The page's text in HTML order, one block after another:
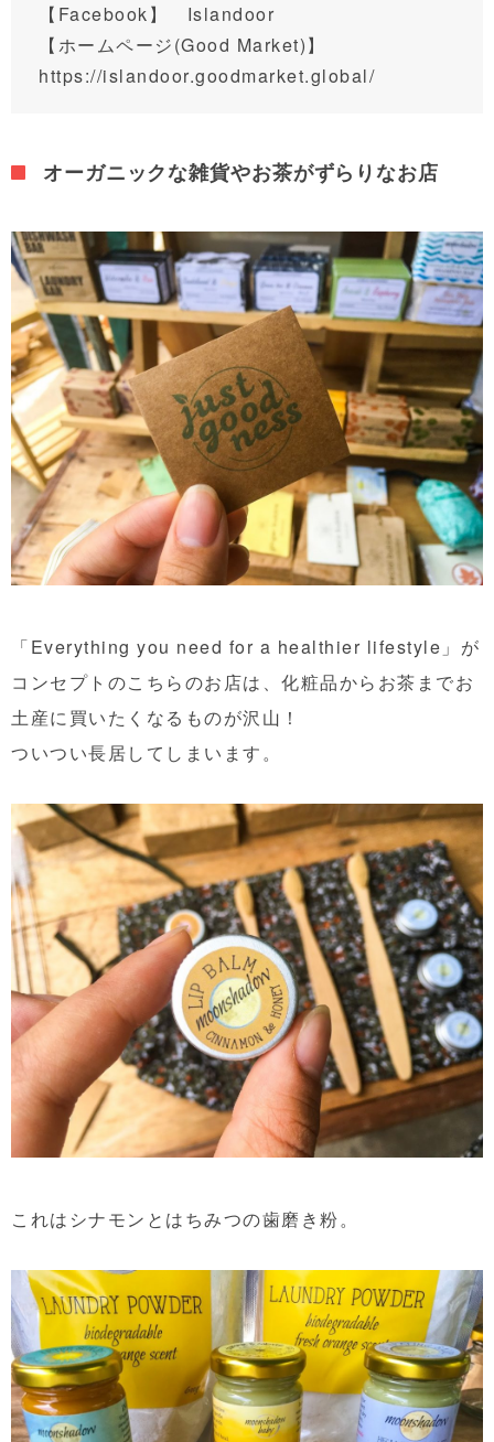
【Facebook】 Islandoor
【ホームページ(Good Market)】
https://islandoor.goodmarket.global/
オーガニックな雑貨やお茶がずらりなお店
「Everything you need for a healthier lifestyle」が
コンセプトのこちらのお店は、化粧品からお茶までお
土産に買いたくなるものが沢山！
ついつい長居してしまいます。
これはシナモンとはちみつの歯磨き粉。